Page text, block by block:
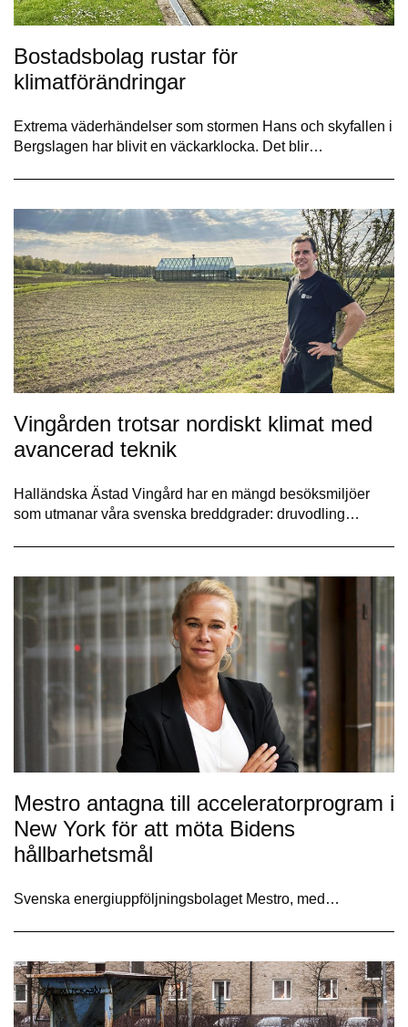
Bostadsbolag rustar för
klimatförändringar
Extrema väderhändelser som stormen Hans och skyfallen i
Bergslagen har blivit en väckarklocka. Det blir…
Vingården trotsar nordiskt klimat med
avancerad teknik
Halländska Ästad Vingård har en mängd besöksmiljöer
som utmanar våra svenska breddgrader: druvodling…
Mestro antagna till acceleratorprogram i
New York för att möta Bidens
hållbarhetsmål
Svenska energiuppföljningsbolaget Mestro, med…